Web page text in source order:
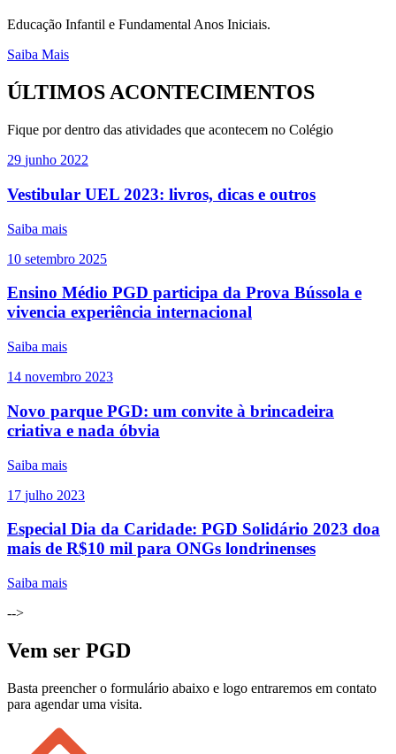
Educação Infantil e Fundamental Anos Iniciais.
Saiba Mais
ÚLTIMOS ACONTECIMENTOS
Fique por dentro das atividades que acontecem no Colégio
29 junho 2022
Vestibular UEL 2023: livros, dicas e outros
Saiba mais
10 setembro 2025
Ensino Médio PGD participa da Prova Bússola e
vivencia experiência internacional
Saiba mais
14 novembro 2023
Novo parque PGD: um convite à brincadeira
criativa e nada óbvia
Saiba mais
17 julho 2023
Especial Dia da Caridade: PGD Solidário 2023 doa
mais de R$10 mil para ONGs londrinenses
Saiba mais
-->
Vem ser PGD
Basta preencher o formulário abaixo e logo entraremos em contato
para agendar uma visita.